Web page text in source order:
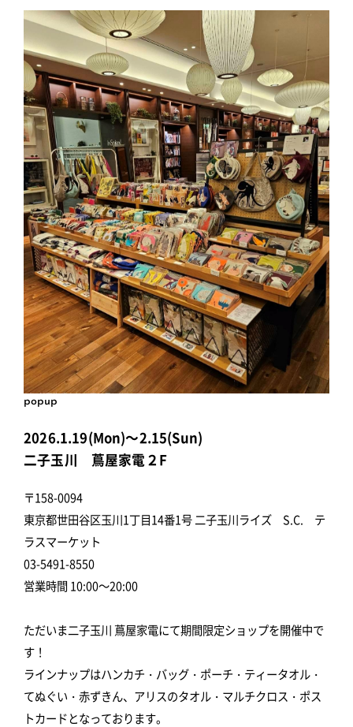
popup
2026.1.19(Mon)～2.15(Sun)
二子玉川 蔦屋家電２F
〒158-0094
東京都世田谷区玉川1丁目14番1号 二子玉川ライズ S.C. テ
ラスマーケット
03-5491-8550
営業時間 10:00～20:00
ただいま二子玉川 蔦屋家電にて期間限定ショップを開催中で
す！
ラインナップはハンカチ・バッグ・ポーチ・ティータオル・
てぬぐい・赤ずきん、アリスのタオル・マルチクロス・ポス
トカードとなっております。